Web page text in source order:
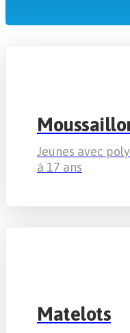
Jeunes avec
à 17 ans
Matelots